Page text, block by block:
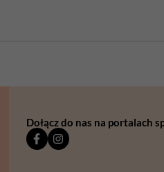
Dołącz do nas na portalach